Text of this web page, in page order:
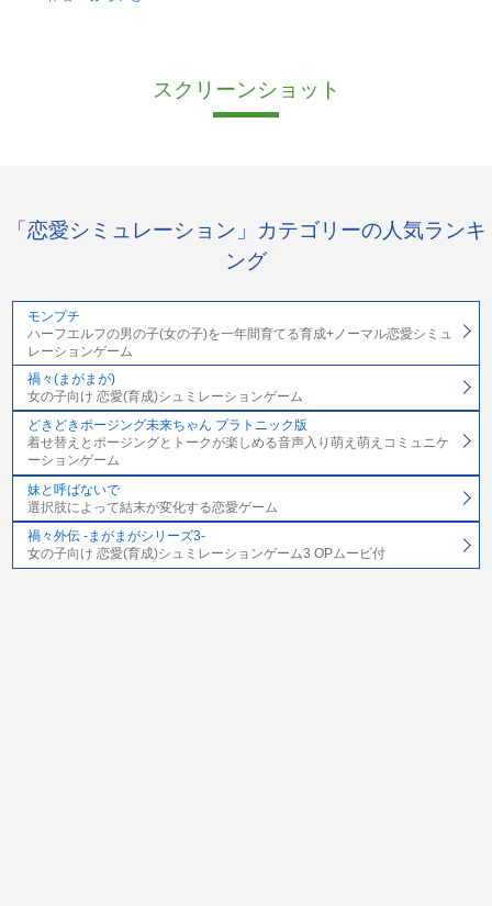
スクリーンショット
「恋愛シミュレーション」カテゴリーの人気ランキ
ング
モンプチ
ハーフエルフの男の子(女の子)を一年間育てる育成+ノーマル恋愛シミュ
レーションゲーム
禍々(まがまが)
女の子向け 恋愛(育成)シュミレーションゲーム
どきどきポージング未来ちゃん プラトニック版
着せ替えとポージングとトークが楽しめる音声入り萌え萌えコミュニケ
ーションゲーム
妹と呼ばないで
選択肢によって結末が変化する恋愛ゲーム
禍々外伝 -まがまがシリーズ3-
女の子向け 恋愛(育成)シュミレーションゲーム3 OPムービ付